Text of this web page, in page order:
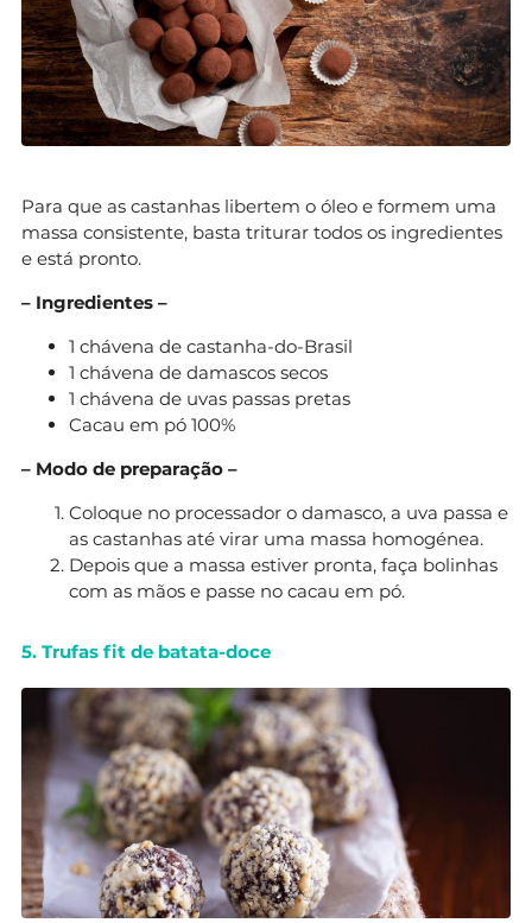
Para que as castanhas libertem o óleo e formem uma
massa consistente, basta triturar todos os ingredientes
e está pronto.
– Ingredientes –
1 chávena de castanha-do-Brasil
1 chávena de damascos secos
1 chávena de uvas passas pretas
Cacau em pó 100%
– Modo de preparação –
Coloque no processador o damasco, a uva passa e
as castanhas até virar uma massa homogénea.
Depois que a massa estiver pronta, faça bolinhas
com as mãos e passe no cacau em pó.
5. Trufas fit de batata-doce